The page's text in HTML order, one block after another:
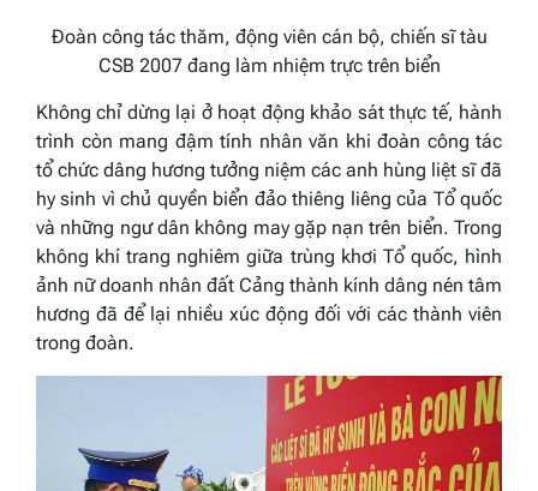
Đoàn công tác thăm, động viên cán bộ, chiến sĩ tàu
CSB 2007 đang làm nhiệm trực trên biển
Không chỉ dừng lại ở hoạt động khảo sát thực tế, hành
trình còn mang đậm tính nhân văn khi đoàn công tác
tổ chức dâng hương tưởng niệm các anh hùng liệt sĩ đã
hy sinh vì chủ quyền biển đảo thiêng liêng của Tổ quốc
và những ngư dân không may gặp nạn trên biển. Trong
không khí trang nghiêm giữa trùng khơi Tổ quốc, hình
ảnh nữ doanh nhân đất Cảng thành kính dâng nén tâm
hương đã để lại nhiều xúc động đối với các thành viên
trong đoàn.